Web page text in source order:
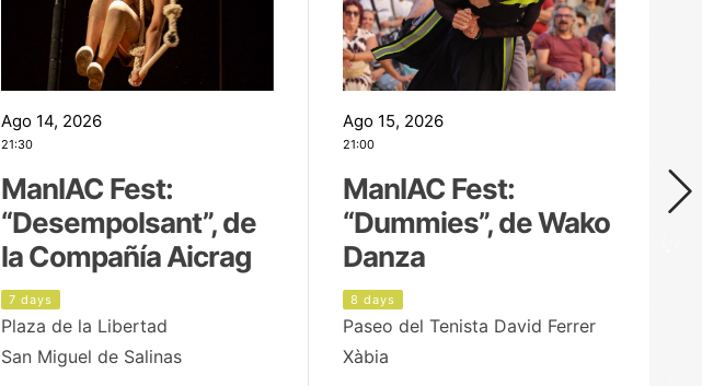
Ago 14, 2026
21:30
ManIAC Fest:
“Desempolsant”, de
la Compañía Aicrag
7 days
Plaza de la Libertad
San Miguel de Salinas
Ago 15, 2026
21:00
ManIAC Fest:
“Dummies”, de Wako
Danza
8 days
Paseo del Tenista David Ferrer
Xàbia